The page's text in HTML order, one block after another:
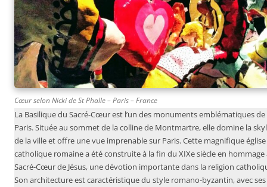
Cœur selon Nicki de St Phalle – Paris – France
La Basilique du Sacré-Cœur est l’un des monuments emblématiques de
Paris. Située au sommet de la colline de Montmartre, elle domine la
de la ville et offre une vue imprenable sur Paris. Cette magnifique église
catholique romaine a été construite à la fin du XIXe siècle en hommage
Sacré-Cœur de Jésus, une dévotion importante dans la religion
Son architecture est caractéristique du style romano-byzantin, avec ses